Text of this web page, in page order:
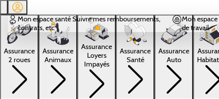
Aller au contenu principal
Mon espace santéSuivre mes remboursements,
contrats, etc
Mon
de travail
Assurance
2 roues
Assurance
Animaux
Assurance
Loyers
Impayés
Assurance
Santé
Assurance
Auto